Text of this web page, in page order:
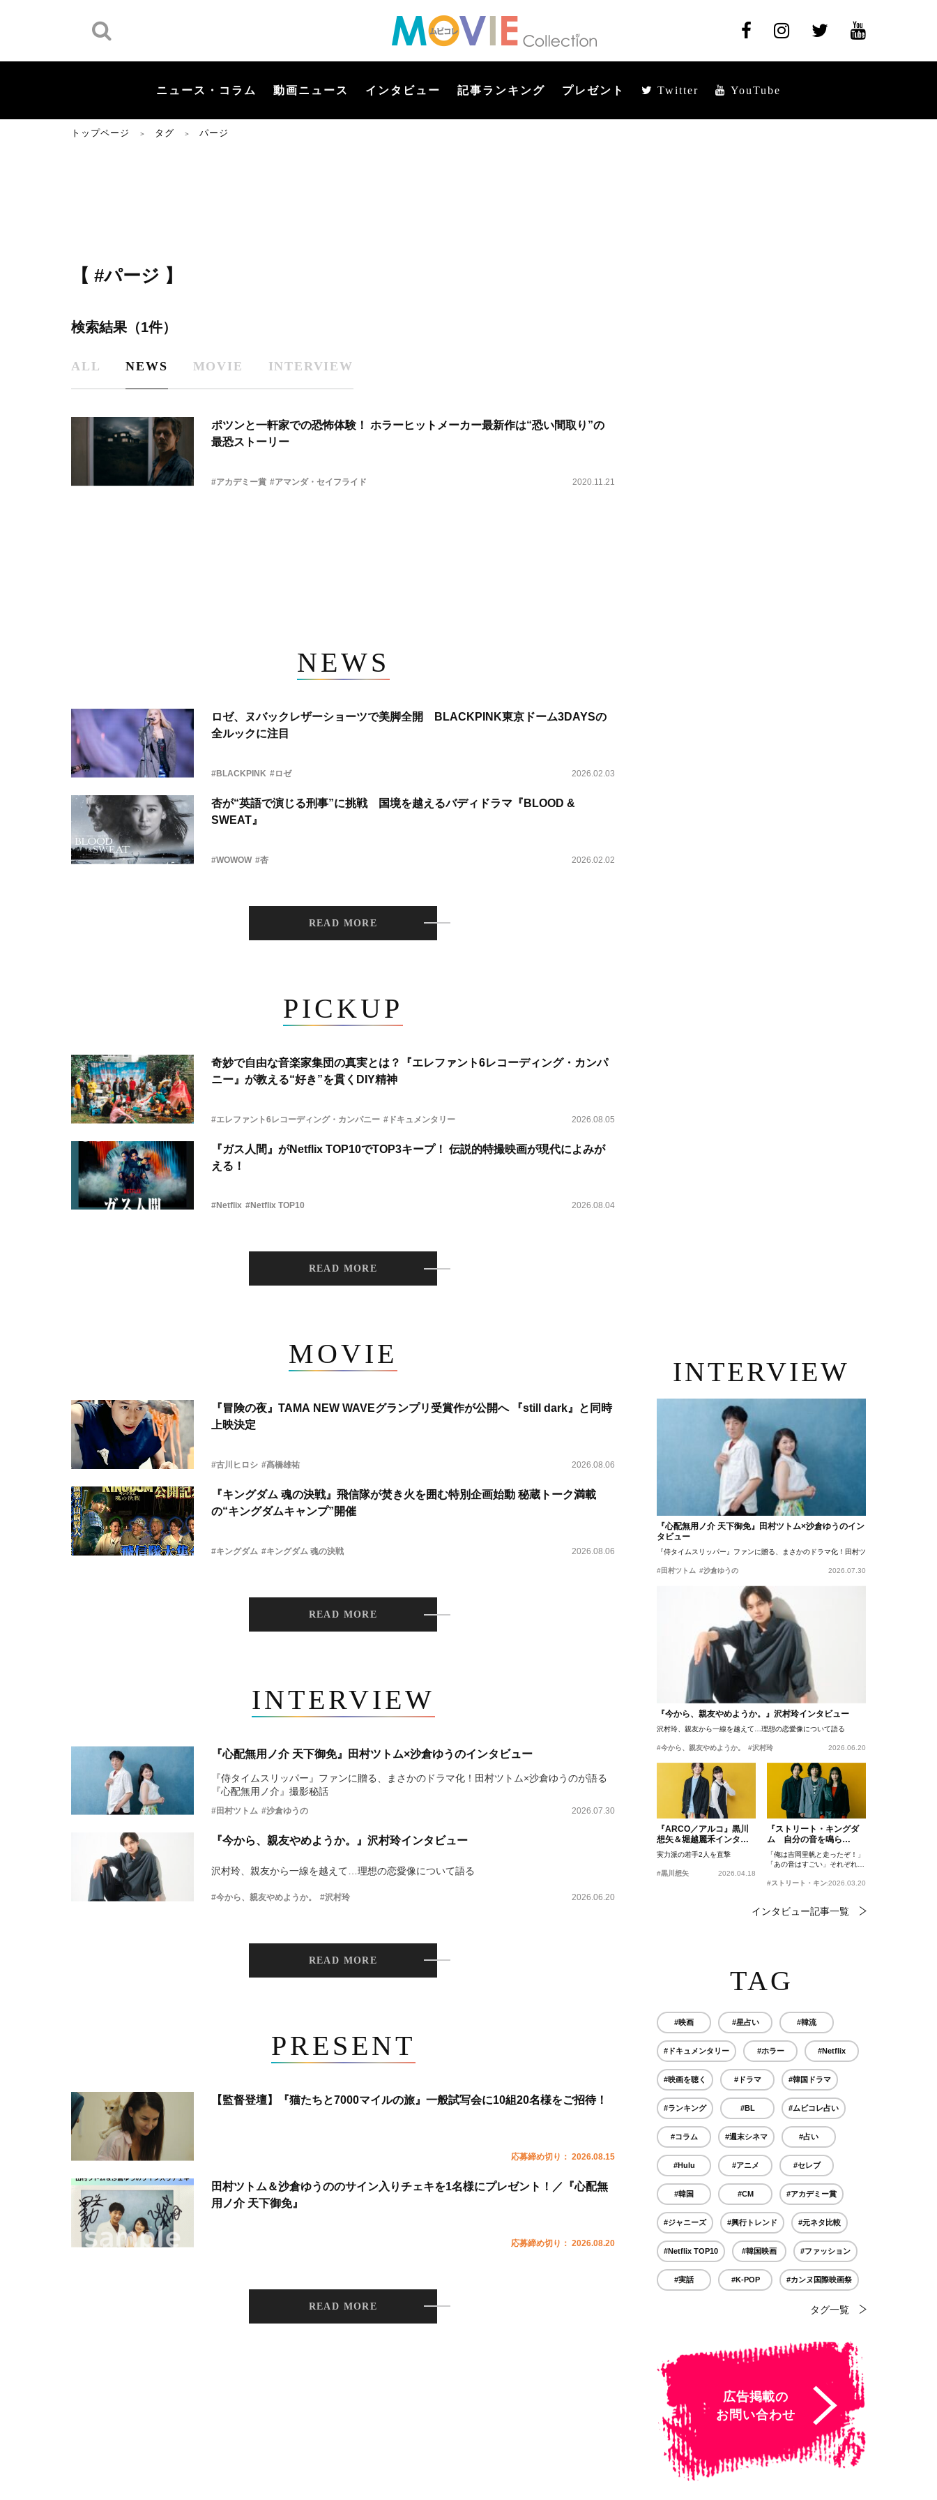
ニュース・コラム 動画ニュース インタビュー 記事ランキング プレゼント Twitter YouTube
トップページ ＞ タグ ＞ パージ
【 #パージ 】
検索結果（1件）
ALL NEWS MOVIE INTERVIEW
ポツンと一軒家での恐怖体験！ ホラーヒットメーカー最新作は“恐い間取り”の
最恐ストーリー
#アカデミー賞 #アマンダ・セイフライド 2020.11.21
NEWS
ロゼ、ヌバックレザーショーツで美脚全開 BLACKPINK東京ドーム3DAYSの
全ルックに注目
#BLACKPINK #ロゼ 2026.02.03
杏が“英語で演じる刑事”に挑戦 国境を越えるバディドラマ『BLOOD &
SWEAT』
#WOWOW #杏 2026.02.02
READ MORE
PICKUP
奇妙で自由な音楽家集団の真実とは？『エレファント6レコーディング・カンパ
ニー』が教える“好き”を貫くDIY精神
#エレファント6レコーディング・カンパニー #ドキュメンタリー 2026.08.05
『ガス人間』がNetflix TOP10でTOP3キープ！ 伝説的特撮映画が現代によみが
える！
#Netflix #Netflix TOP10 2026.08.04
READ MORE
MOVIE
『冒険の夜』TAMA NEW WAVEグランプリ受賞作が公開へ 『still dark』と同時
上映決定
#古川ヒロシ #髙橋雄祐 2026.08.06
『キングダム 魂の決戦』飛信隊が焚き火を囲む特別企画始動 秘蔵トーク満載
の“キングダムキャンプ”開催
#キングダム #キングダム 魂の決戦 2026.08.06
READ MORE
INTERVIEW
『心配無用ノ介 天下御免』田村ツトム×沙倉ゆうのインタビュー
『侍タイムスリッパー』ファンに贈る、まさかのドラマ化！田村ツトム×沙倉ゆうのが語る
『心配無用ノ介』撮影秘話
#田村ツトム #沙倉ゆうの 2026.07.30
『今から、親友やめようか。』沢村玲インタビュー
沢村玲、親友から一線を越えて…理想の恋愛像について語る
#今から、親友やめようか。 #沢村玲 2026.06.20
READ MORE
PRESENT
【監督登壇】『猫たちと7000マイルの旅』一般試写会に10組20名様をご招待！
応募締め切り： 2026.08.15
田村ツトム＆沙倉ゆうののサイン入りチェキを1名様にプレゼント！／『心配無
用ノ介 天下御免』
応募締め切り： 2026.08.20
READ MORE
INTERVIEW
『心配無用ノ介 天下御免』田村ツトム×沙倉ゆうのイン
タビュー
『侍タイムスリッパー』ファンに贈る、まさかのドラマ化！田村ツトム×沙倉ゆうのが語
#田村ツトム #沙倉ゆうの 2026.07.30
『今から、親友やめようか。』沢村玲インタビュー
沢村玲、親友から一線を越えて…理想の恋愛像について語る
#今から、親友やめようか。 #沢村玲 2026.06.20
『ARCO／アルコ』黒川
想矢＆堀越麗禾インタビ
ュー
実力派の若手2人を直撃
#黒川想矢 2026.04.18
『ストリート・キングダ
ム 自分の音を鳴ら
せ。』峯田和伸、若葉竜
也、吉岡里帆インタビュ
ー
「俺は吉岡里帆と走ったぞ！」
「あの音はすごい」それぞれの
#ストリート・キングダム 自分の音を鳴らせ。
2026.03.20
インタビュー記事一覧
TAG
#映画 #星占い #韓流
#ドキュメンタリー #ホラー #Netflix
#映画を聴く #ドラマ #韓国ドラマ
#ランキング #BL #ムビコレ占い
#コラム #週末シネマ #占い
#Hulu #アニメ #セレブ
#韓国 #CM #アカデミー賞
#ジャニーズ #興行トレンド #元ネタ比較
#Netflix TOP10 #韓国映画 #ファッション
#実話 #K-POP #カンヌ国際映画祭
タグ一覧
広告掲載の
お問い合わせ